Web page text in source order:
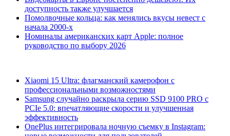
доступность также улучшается
Помолвочные кольца: как менялись вкусы невест с
начала 2000-х
Номиналы американских карт Apple: полное
руководство по выбору 2026
Xiaomi 15 Ultra: флагманский камерофон с
профессиональными возможностями
Samsung случайно раскрыла серию SSD 9100 PRO с
PCIe 5.0: впечатляющие скорости и улучшенная
эффективность
OnePlus интегрировала ночную съемку в Instagram: